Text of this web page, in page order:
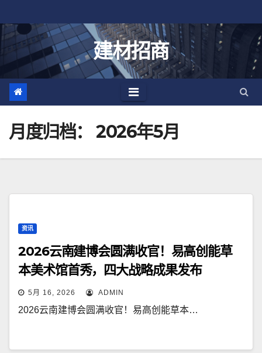
至
建材招商
月度归档： 2026年5月
资讯
2026云南建博会圆满收官！易高创能草
本美术馆首秀，四大战略成果发布
5月 16, 2026 ADMIN
2026云南建博会圆满收官！易高创能草本…